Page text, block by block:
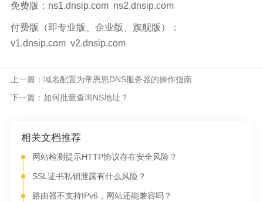
免费版： ns1.dnsip.com ns2.dnsip.com
付费版（即专业版、企业版、旗舰版）：
v1.dnsip.com v2.dnsip.com
上一篇：域名配置为帝恩思DNS服务器的操作指南
下一篇：如何批量查询NS地址？
相关文档推荐
网站检测提示HTTP协议存在安全风险？
SSL证书私钥泄露有什么风险？
路由器不支持IPv6，网站还能兼容吗？